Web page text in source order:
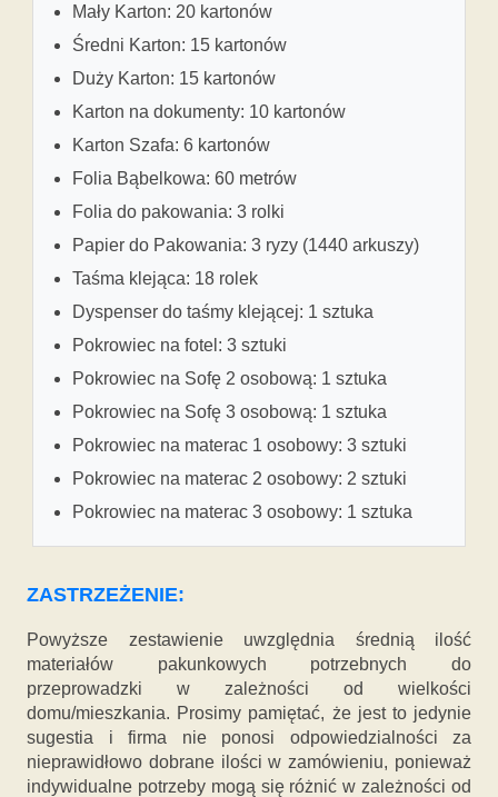
Mały Karton: 20 kartonów
Średni Karton: 15 kartonów
Duży Karton: 15 kartonów
Karton na dokumenty: 10 kartonów
Karton Szafa: 6 kartonów
Folia Bąbelkowa: 60 metrów
Folia do pakowania: 3 rolki
Papier do Pakowania: 3 ryzy (1440 arkuszy)
Taśma klejąca: 18 rolek
Dyspenser do taśmy klejącej: 1 sztuka
Pokrowiec na fotel: 3 sztuki
Pokrowiec na Sofę 2 osobową: 1 sztuka
Pokrowiec na Sofę 3 osobową: 1 sztuka
Pokrowiec na materac 1 osobowy: 3 sztuki
Pokrowiec na materac 2 osobowy: 2 sztuki
Pokrowiec na materac 3 osobowy: 1 sztuka
ZASTRZEŻENIE:
Powyższe zestawienie uwzględnia średnią ilość
materiałów pakunkowych potrzebnych do
przeprowadzki w zależności od wielkości
domu/mieszkania. Prosimy pamiętać, że jest to jedynie
sugestia i firma nie ponosi odpowiedzialności za
nieprawidłowo dobrane ilości w zamówieniu, ponieważ
indywidualne potrzeby mogą się różnić w zależności od